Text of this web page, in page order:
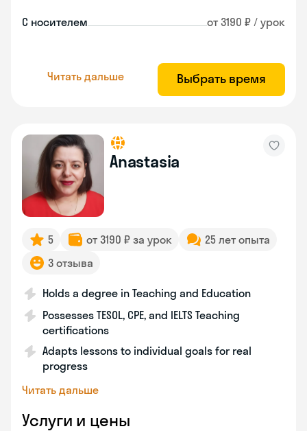
С носителем от 3190 ₽ / урок
Читать дальше Выбрать время
Anastasia
5 от 3190 ₽ за урок
25 лет опыта
3 отзыва
Holds a degree in Teaching and Education
Possesses TESOL, CPE, and IELTS Teaching
certifications
Adapts lessons to individual goals for real
progress
Читать дальше
Услуги и цены